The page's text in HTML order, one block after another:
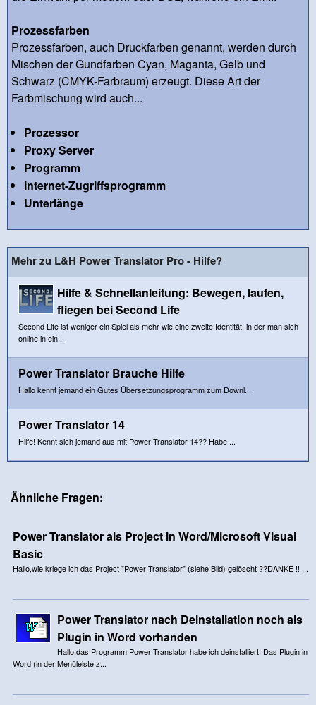
Prozessfarben
Prozessfarben, auch Druckfarben genannt, werden durch
Mischen der Gundfarben Cyan, Maganta, Gelb und
Schwarz (CMYK-Farbraum) erzeugt. Diese Art der
Farbmischung wird auch...
Prozessor
Proxy Server
Programm
Internet-Zugriffsprogramm
Unterlänge
Mehr zu L&H Power Translator Pro - Hilfe?
Hilfe & Schnellanleitung: Bewegen, laufen,
fliegen bei Second Life
Second Life ist weniger ein Spiel als mehr wie eine zweite Identität, in der man sich
online in ein...
Power Translator Brauche Hilfe
Hallo kennt jemand ein Gutes Übersetzungsprogramm zum Downl...
Power Translator 14
Hilfe! Kennt sich jemand aus mit Power Translator 14?? Habe ...
Ähnliche Fragen:
Power Translator als Project in Word/Microsoft Visual
Basic
Hallo,wie kriege ich das Project "Power Translator" (siehe Bild) gelöscht ??DANKE !! ...
Power Translator nach Deinstallation noch als
Plugin in Word vorhanden
Hallo,das Programm Power Translator habe ich deinstalliert. Das Plugin in
Word (in der Menüleiste z...